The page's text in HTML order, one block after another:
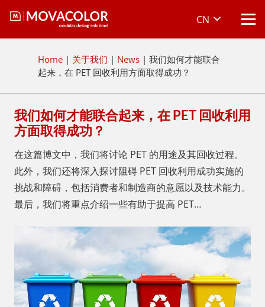
CN
Home | 关于我们 | News | 我们如何才能联合
起来，在 PET 回收利用方面取得成功？
我们如何才能联合起来，在 PET 回收利用
方面取得成功？
在这篇博文中，我们将讨论 PET 的用途及其回收过程。
此外，我们还将深入探讨阻碍 PET 回收利用成功实施的
挑战和障碍，包括消费者和制造商的意愿以及技术能力。
最后，我们将重点介绍一些有助于提高 PET…